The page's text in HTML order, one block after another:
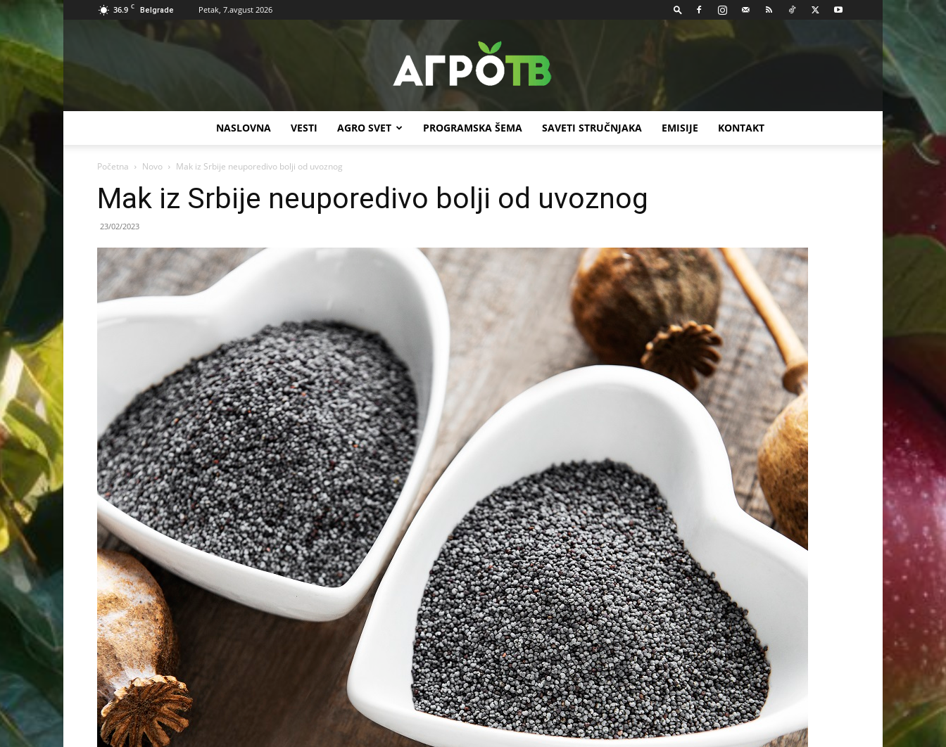
36.9 C Belgrade Petak, 7.avgust 2026
NASLOVNA VESTI AGRO SVET PROGRAMSKA ŠEMA SAVETI STRUČNJAKA EMISIJE KONTAKT
Početna Novo Mak iz Srbije neuporedivo bolji od uvoznog
Mak iz Srbije neuporedivo bolji od uvoznog
23/02/2023